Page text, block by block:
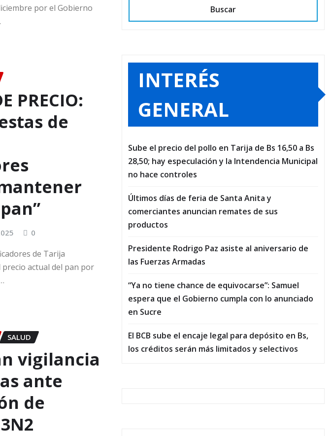
por el Gobierno
PRECIO:
de
0
de Tarija
actual del pan por
SALUD
vigilancia
ante
de
Buscar
INTERÉS
GENERAL
Sube el precio del pollo en Tarija de Bs 16,50 a Bs
28,50; hay especulación y la Intendencia Municipal
no hace controles
Últimos días de feria de Santa Anita y
comerciantes anuncian remates de sus
productos
Presidente Rodrigo Paz asiste al aniversario de
las Fuerzas Armadas
“Ya no tiene chance de equivocarse”: Samuel
espera que el Gobierno cumpla con lo anunciado
en Sucre
El BCB sube el encaje legal para depósito en Bs,
los créditos serán más limitados y selectivos